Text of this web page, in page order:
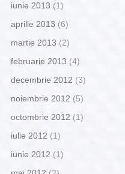
iunie 2013 (1)
aprilie 2013 (6)
martie 2013 (2)
februarie 2013 (4)
decembrie 2012 (3)
noiembrie 2012 (5)
octombrie 2012 (1)
iulie 2012 (1)
iunie 2012 (1)